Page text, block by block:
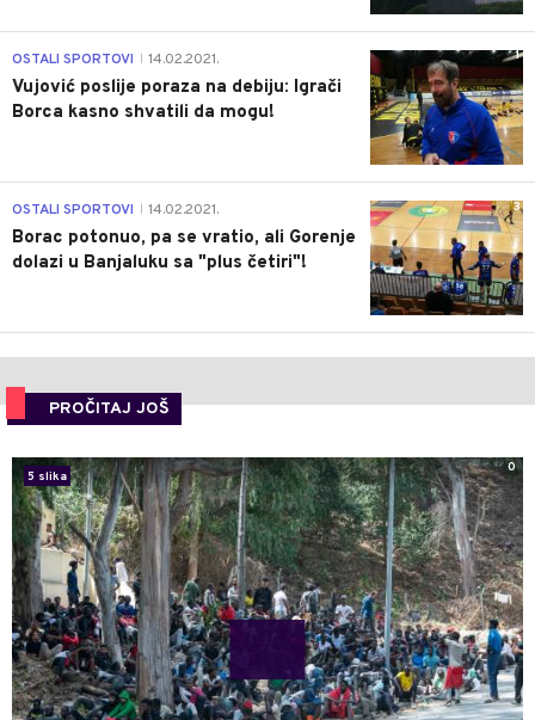
1
OSTALI SPORTOVI 14.02.2021.
Vujović poslije poraza na debiju: Igrači
Borca kasno shvatili da mogu!
3
OSTALI SPORTOVI 14.02.2021.
Borac potonuo, pa se vratio, ali Gorenje
dolazi u Banjaluku sa "plus četiri"!
PROČITAJ JOŠ
5 slika
0